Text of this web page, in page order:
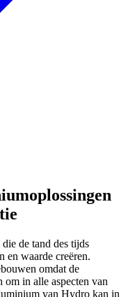
de tand des tijds
en waarde creëren.
omdat de
om in alle aspecten van
van Hydro kan in